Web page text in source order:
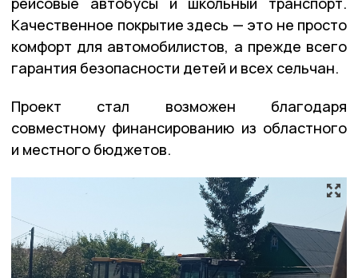
Качественное покрытие здесь — это не просто
комфорт для автомобилистов, а прежде всего
гарантия безопасности детей и всех сельчан.
Проект стал возможен благодаря
совместному финансированию из областного
и местного бюджетов.